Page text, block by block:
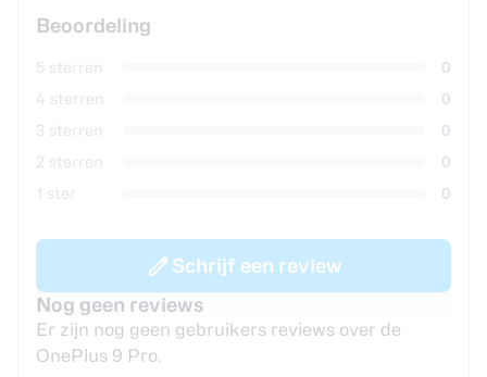
Beoordeling
5 sterren
0
4 sterren
0
3 sterren
0
2 sterren
0
1 ster
0
Schrijf een review
Nog geen reviews
Er zijn nog geen gebruikers reviews over de
OnePlus 9 Pro.